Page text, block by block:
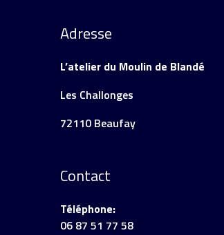
Adresse
L’atelier du Moulin de Blandé
Les Challonges
72110 Beaufay
Contact
Téléphone:
06 87 51 77 58